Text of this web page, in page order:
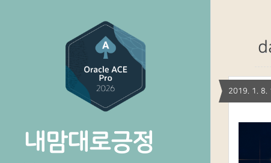
내맘대로긍정
2019. 1. 8.